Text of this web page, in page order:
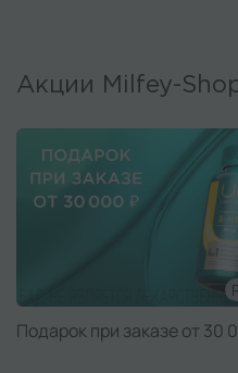
Акции Milfey-
Подарок при заказе от 30